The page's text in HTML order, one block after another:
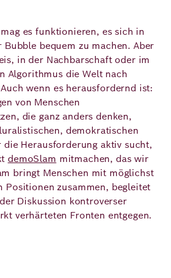
es funktionieren, es sich in
bequem zu machen. Aber
in der Nachbarschaft oder im
Algorithmus die Welt nach
wenn es herausfordernd ist:
von Menschen
die ganz anders denken,
demokratischen
die Herausforderung aktiv sucht,
demoSlam mitmachen, das wir
bringt Menschen mit möglichst
Positionen zusammen, begleitet
Diskussion kontroverser
verhärteten Fronten entgegen.